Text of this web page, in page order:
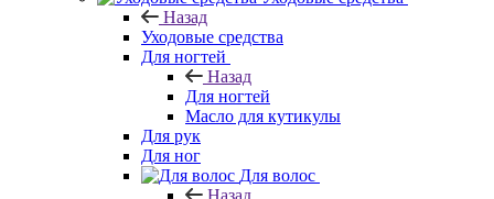
Назад
Уходовые средства
Для ногтей
Назад
Для ногтей
Масло для кутикулы
Для рук
Для ног
Для волос
Назад